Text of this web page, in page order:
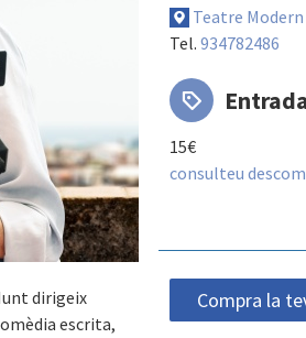
Teatre Modern
Tel. 934782486
15€
consulteu
Compra la
dirigeix
escrita,